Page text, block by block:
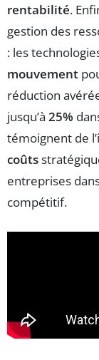
rentabilité.
gestion des
: les
mouvement
réduction
jusqu’à 25%
témoignent de
coûts
entreprises
compétitif.